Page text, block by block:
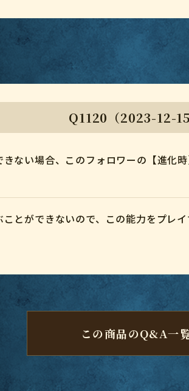
Q1120（2023-12-15
ない場合、このフォロワーの【進化
とができないので、この能力をプレ
この商品のQ&A一